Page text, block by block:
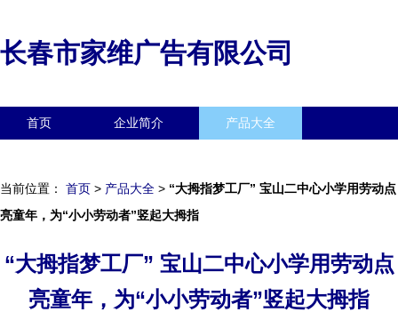
长春市家维广告有限公司
首页 企业简介 产品大全
当前位置： 首页 > 产品大全 > “大拇指梦工厂” 宝山二中心小学用劳动点
亮童年，为“小小劳动者”竖起大拇指
“大拇指梦工厂” 宝山二中心小学用劳动点
亮童年，为“小小劳动者”竖起大拇指